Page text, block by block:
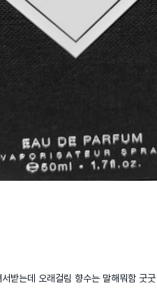
받는데 오래걸림 향수는 말해뭐함 굿굿